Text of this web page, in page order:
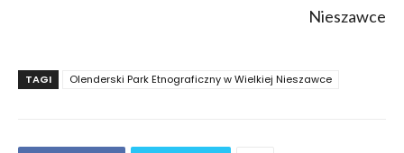
Nieszawce
TAGI Olenderski Park Etnograficzny w Wielkiej Nieszawce